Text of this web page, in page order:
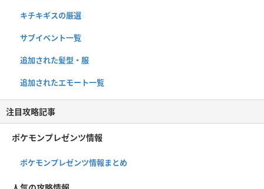
キチキギスの厳選
サブイベント一覧
追加された髪型・服
追加されたエモート一覧
注目攻略記事
ポケモンプレゼンツ情報
ポケモンプレゼンツ情報まとめ